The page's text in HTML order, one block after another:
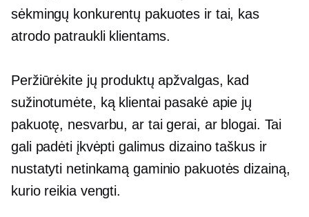
sėkmingų konkurentų pakuotes ir tai, kas
atrodo patraukli klientams.
Peržiūrėkite jų produktų apžvalgas, kad
sužinotumėte, ką klientai pasakė apie jų
pakuotę, nesvarbu, ar tai gerai, ar blogai. Tai
gali padėti įkvėpti galimus dizaino taškus ir
nustatyti netinkamą gaminio pakuotės dizainą,
kurio reikia vengti.